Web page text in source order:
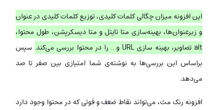
این افزونه میزان چگالی کلمات کلیدی، توزیع کلمات کلیدی در عنوان
و زیرعنوان‌ها، بهینه‌سازی متا تایتل و متا دیسکرپشن، طول محتوا،
alt تصاویر، بهینه سازی URL و… را در محتوا بررسی می‌کند.
سپس
براساس این بررسی‌ها به نوشته‌ی شما امتیازی بین صفر تا صد
می‌دهد.
افزونه رنک مث، می‌تواند نقاط ضعف و قوتی که در محتوا وجود دارد